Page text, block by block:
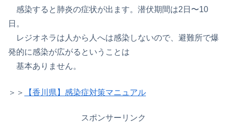
感染すると肺炎の症状が出ます。潜伏期間は2日〜10
日。
レジオネラは人から人へは感染しないので、避難所で爆
発的に感染が広がるということは
基本ありません。
＞＞ 【香川県】感染症対策マニュアル
スポンサーリンク